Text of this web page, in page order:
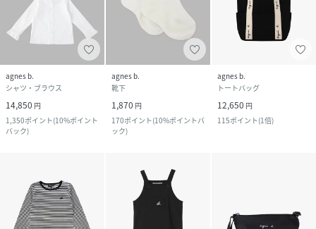
agnes b.
シャツ・ブラウス
14,850 円
1,350ポイント(10%ポイント
バック)
agnes b.
靴下
1,870 円
170ポイント(10%ポイントバ
ック)
agnes b.
トートバッグ
12,650 円
115ポイント(1倍)